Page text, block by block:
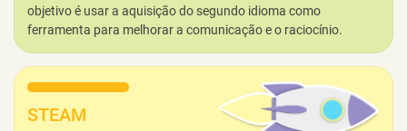
objetivo é usar a aquisição do segundo idioma como
ferramenta para melhorar a comunicação e o raciocínio.
STEAM